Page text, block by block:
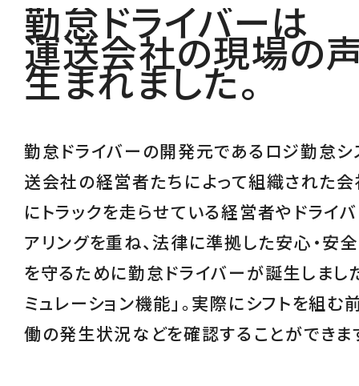
勤怠ドライバーは
運送会社の現場の
生まれました。
勤怠ドライバーの開発元であるロジ勤怠シ
送会社の経営者たちによって組織された
にトラックを走らせている経営者やドライ
アリングを重ね、法律に準拠した安心・安
を守るために勤怠ドライバーが誕生しまし
ミュレーション機能 」。実際にシフトを組
働の発生状況などを確認することができま